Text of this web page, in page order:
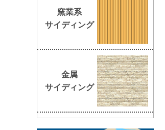
窯業系
サイディング
金属
サイディング